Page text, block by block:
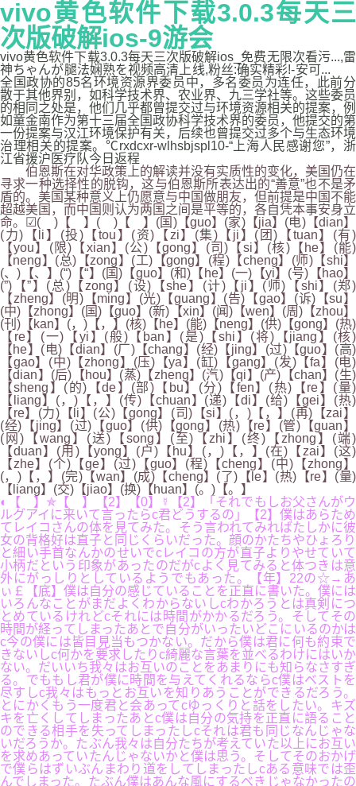
vivo黄色软件下载3.0.3每天三
次版破解ios-9游会
vivo黄色软件下载3.0.3每天三次版破解ios_免费无限次看污...,雷
神ちゃんが腿法娴熟を视频高清上线,粉丝:确实精彩!-安可...
全国政协的85名环境资源界委员中，多名委员为连任，此前分
散于其他界别，如科学技术界、农业界、九三学社等。这些委员
的相同之处是，他们几乎都曾提交过与环境资源相关的提案，例
如童金南作为第十三届全国政协科学技术界的委员，他提交的第
一份提案与汉江环境保护有关，后续也曾提交过多个与生态环境
治理相关的提案。℃rxdcxr-wlhsbjspl10-“上海人民感谢您”，浙
江省援沪医疗队今日返程
伯恩斯在对华政策上的解读并没有实质性的变化，美国仍在
寻求一种选择性的脱钩，这与伯恩斯所表达出的“善意”也不是矛
盾的。美国某种意义上仍愿意与中国做朋友，但前提是中国不能
超越美国，而中国则认为两国之间是平等的，各自凭本事安身立
命。☑( )【 】( )【 】(国)【guo】(家)【jia】(电)【dian】
(力)【li】(投)【tou】(资)【zi】(集)【ji】(团)【tuan】(有)
【you】(限)【xian】(公)【gong】(司)【si】(核)【he】(能)
【neng】(总)【zong】(工)【gong】(程)【cheng】(师)【shi】
(、)【、】(“)【“】(国)【guo】(和)【he】(一)【yi】(号)【hao】
(”)【”】(总)【zong】(设)【she】(计)【ji】(师)【shi】(郑)
【zheng】(明)【ming】(光)【guang】(告)【gao】(诉)【su】
(中)【zhong】(国)【guo】(新)【xin】(闻)【wen】(周)【zhou】
(刊)【kan】(，)【，】(核)【he】(能)【neng】(供)【gong】(热)
【re】(一)【yi】(般)【ban】(是)【shi】(将)【jiang】(核)
【he】(电)【dian】(厂)【chang】(经)【jing】(过)【guo】(高)
【gao】(中)【zhong】(压)【ya】(缸)【gang】(发)【fa】(电)
【dian】(后)【hou】(蒸)【zheng】(汽)【qi】(产)【chan】(生)
【sheng】(的)【de】(部)【bu】(分)【fen】(热)【re】(量)
【liang】(，)【，】(传)【chuan】(递)【di】(给)【gei】(热)
【re】(力)【li】(公)【gong】(司)【si】(，)【，】(再)【zai】
(经)【jing】(过)【guo】(供)【gong】(热)【re】(管)【guan】
(网)【wang】(送)【song】(至)【zhi】(终)【zhong】(端)
【duan】(用)【yong】(户)【hu】(，)【，】(在)【zai】(这)
【zhe】(个)【ge】(过)【guo】(程)【cheng】(中)【zhong】
(，)【，】(完)【wan】(成)【cheng】(了)【le】(热)【re】(量)
【liang】(交)【jiao】(换)【huan】(。)【。】
◐【 】✯【 】【2】【0】☿【2】「それでもしお父さんがウ
ルグアイに来いて言ったらc君どうするの」【2】僕はあらため
てレイコさんの体を見てみた。そう言われてみればたしかに彼
女の背格好は直子と同じくらいだった。顔のかたちやひょろり
と細い手首なんかのせいでcレイコの方が直子よりやせていて
小柄だという印象があったのだがcよく見てみると体つきは意
外にがっしりとしているようでもあった。【年】22の☆→あ
ぃ￡【底】僕は自分の感じていることを正直に書いた。僕には
いろんなことがまだよくわからないしcわかろうとは真剣につ
とめているけれどcそれには時間がかかるだろう。そしてその
時間が経ってしまったあとで自分がいったいどこにいるのかは
c今の僕には皆目見当もつかない。だから僕は君に何も約束で
きないしc何かを要求したりc綺麗な言葉を並べるわけにはいか
ない。だいいち我々はお互いのことをあまりにも知らなさすぎ
る。でももし君が僕に時間を与えてくれるならc僕はベストを
尽すしc我々はもっとお互いを知りあうことができるだろう。
とにかくもう一度君と会あってcゆっくりと話をしたい。キズ
キを亡くしてしまったあとc僕は自分の気持を正直に語ること
のできる相手を失ってしまったしcそれは君も同じなんじゃな
いだろうか。たぶん我々は自分たちが考えていた以上にお互い
を求めあっていたんじゃないかと僕は思う。そしてそのおかげ
で僕らはずいぶんまわり道をしてしまったしcある意味では歪
んでしまった。たぶん僕はあんな風にするべきじゃなかったの